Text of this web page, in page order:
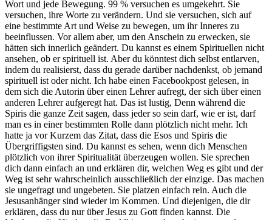
Wort und jede Bewegung. 99 % versuchen es umgekehrt. Sie
versuchen, ihre Worte zu verändern. Und sie versuchen, sich auf
eine bestimmte Art und Weise zu bewegen, um ihr Inneres zu
beeinflussen. Vor allem aber, um den Anschein zu erwecken, sie
hätten sich innerlich geändert. Du kannst es einem Spirituellen nicht
ansehen, ob er spirituell ist. Aber du könntest dich selbst entlarven,
indem du realisierst, dass du gerade darüber nachdenkst, ob jemand
spirituell ist oder nicht. Ich habe einen Facebookpost gelesen, in
dem sich die Autorin über einen Lehrer aufregt, der sich über einen
anderen Lehrer aufgeregt hat. Das ist lustig, Denn während die
Spiris die ganze Zeit sagen, dass jeder so sein darf, wie er ist, darf
man es in einer bestimmten Rolle dann plötzlich nicht mehr. Ich
hatte ja vor Kurzem das Zitat, dass die Esos und Spiris die
Übergriffigsten sind. Du kannst es sehen, wenn dich Menschen
plötzlich von ihrer Spiritualität überzeugen wollen. Sie sprechen
dich dann einfach an und erklären dir, welchen Weg es gibt und der
Weg ist sehr wahrscheinlich ausschließlich der einzige. Das machen
sie ungefragt und ungebeten. Sie platzen einfach rein. Auch die
Jesusanhänger sind wieder im Kommen. Und diejenigen, die dir
erklären, dass du nur über Jesus zu Gott finden kannst. Die